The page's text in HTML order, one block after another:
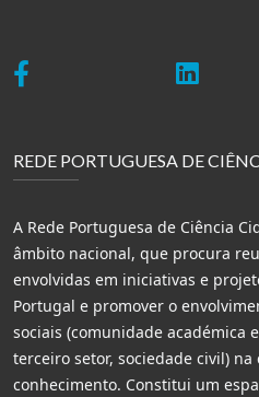
REDE PORTUGUESA DE
A Rede Portuguesa de Ciência
âmbito nacional, que procura
envolvidas em iniciativas e
Portugal e promover o
sociais (comunidade académica
terceiro setor, sociedade civil)
conhecimento. Constitui um